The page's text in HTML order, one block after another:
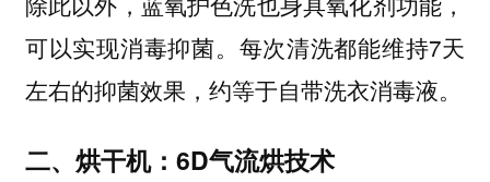
可以实现消毒抑菌。每次清洗都能维持7天
左右的抑菌效果，约等于自带洗衣消毒液。
二、烘干机：6D气流烘技术